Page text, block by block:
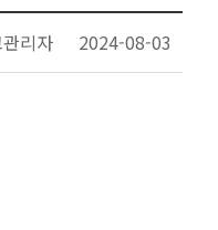
리자 2024-08-03